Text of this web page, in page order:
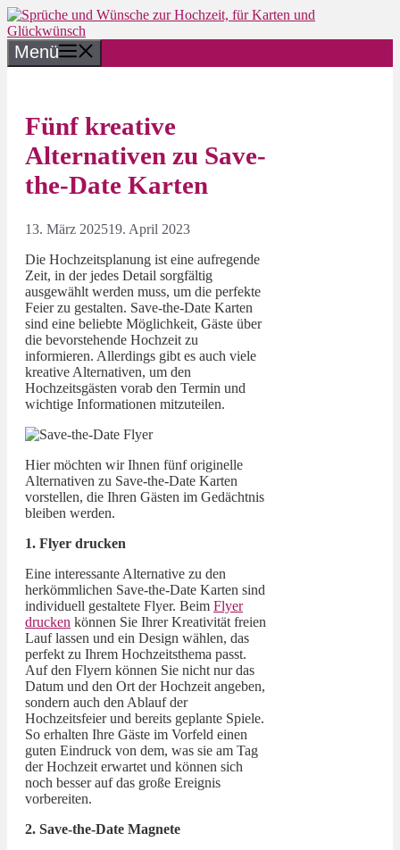
Zum
Inhalt
springen
Menü
Fünf kreative
Alternativen zu Save-
the-Date Karten
13. März 202519. April 2023
Die Hochzeitsplanung ist eine aufregende
Zeit, in der jedes Detail sorgfältig
ausgewählt werden muss, um die perfekte
Feier zu gestalten. Save-the-Date Karten
sind eine beliebte Möglichkeit, Gäste über
die bevorstehende Hochzeit zu
informieren. Allerdings gibt es auch viele
kreative Alternativen, um den
Hochzeitsgästen vorab den Termin und
wichtige Informationen mitzuteilen.
Hier möchten wir Ihnen fünf originelle
Alternativen zu Save-the-Date Karten
vorstellen, die Ihren Gästen im Gedächtnis
bleiben werden.
1. Flyer drucken
Eine interessante Alternative zu den
herkömmlichen Save-the-Date Karten sind
individuell gestaltete Flyer. Beim Flyer
drucken können Sie Ihrer Kreativität freien
Lauf lassen und ein Design wählen, das
perfekt zu Ihrem Hochzeitsthema passt.
Auf den Flyern können Sie nicht nur das
Datum und den Ort der Hochzeit angeben,
sondern auch den Ablauf der
Hochzeitsfeier und bereits geplante Spiele.
So erhalten Ihre Gäste im Vorfeld einen
guten Eindruck von dem, was sie am Tag
der Hochzeit erwartet und können sich
noch besser auf das große Ereignis
vorbereiten.
2. Save-the-Date Magnete